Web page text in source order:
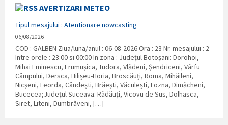
AVERTIZARI METEO
Tipul mesajului : Atentionare nowcasting
06/08/2026
COD : GALBEN Ziua/luna/anul : 06-08-2026 Ora : 23 Nr. mesajului : 2
Intre orele : 23:00 si 00:00 In zona : Județul Botoşani: Dorohoi,
Mihai Eminescu, Frumușica, Tudora, Vlădeni, Șendriceni, Vârfu
Câmpului, Dersca, Hilișeu-Horia, Broscăuți, Roma, Mihăileni,
Nicșeni, Leorda, Cândești, Brăești, Văculești, Lozna, Dimăcheni,
Bucecea;Județul Suceava: Rădăuți, Vicovu de Sus, Dolhasca,
Siret, Liteni, Dumbrăveni, […]